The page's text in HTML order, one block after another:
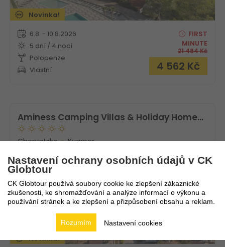
Novinka!
6.8. - 10.8.2026
5 dní / 4 nocí
Polopenze
Vlastní
FIRST
MINUTE
21 484Kč
4 562 Kč
Aminess Camping Villas & Holiday Homes Avalona
Chorvatsko Kvarner
Novinka!
Nastavení ochrany osobních údajů v CK
Globtour
CK Globtour používá soubory cookie ke zlepšení zákaznické
zkušenosti, ke shromažďování a analýze informací o výkonu a
používání stránek a ke zlepšení a přizpůsobení obsahu a reklam.
Nastavení cookies
Rozumím